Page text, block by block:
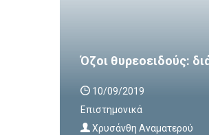
Όζοι θυρεοειδούς:
10/09/2019
Επιστημονικά
Χρυσάνθη Αναματερού